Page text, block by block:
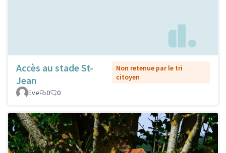
Accès au stade St-
Jean
Non retenue par le tri
citoyen
Eve
0 0